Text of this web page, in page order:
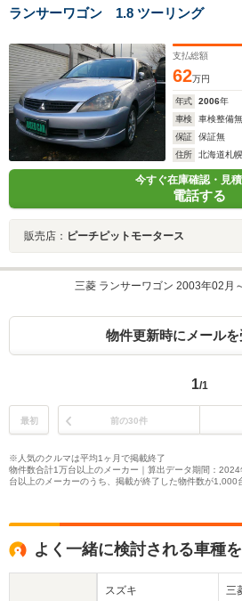
ートP/K ステアリン
ヒーター/車
ランサーワゴン 1.8 ツーリング
支払総額
62万円
年式 2006年
車検
車検整備無
保証
保証無
住所
北海道札
今すぐ在庫確認・見
電話する
販売店： ピーチピットモータース
三菱 ランサーワゴン 2003年02月
物件更新時にメール
1/1
最初 前の30件
※人気のクルマは平均1ヶ月で掲載終了
物件数合計1万台以上のメーカー｜算出データ期間：
台以上のメーカーのうち、掲載が終了した物件数が1,000
よく一緒に検討される車種
スズキ 三